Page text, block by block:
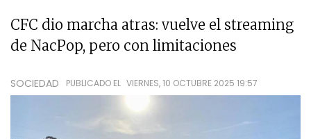
CFC dio marcha atras: vuelve el streaming
de NacPop, pero con limitaciones
SOCIEDAD PUBLICADO EL VIERNES, 10 OCTUBRE 2025 19:57